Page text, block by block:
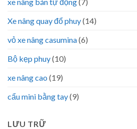
Xe nâng quay đổ phuy(14)
vỏ xe nâng casumina(6)
Bộ kẹp phuy(10)
xe nâng cao (19)
cẩu mini bằng tay(9)
LƯU TRỮ